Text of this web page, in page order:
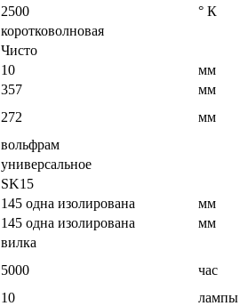
2500
° К
коротковолновая
Чисто
10
мм
357
мм
272
мм
вольфрам
универсальное
SK15
145 одна изолирована
мм
145 одна изолирована
мм
вилка
5000
час
10
лампы